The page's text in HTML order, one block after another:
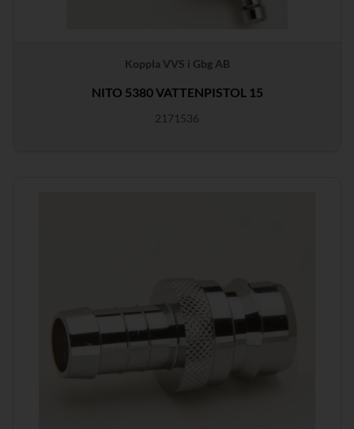
Koppla VVS i Gbg AB
NITO 5380 VATTENPISTOL 15
2171536